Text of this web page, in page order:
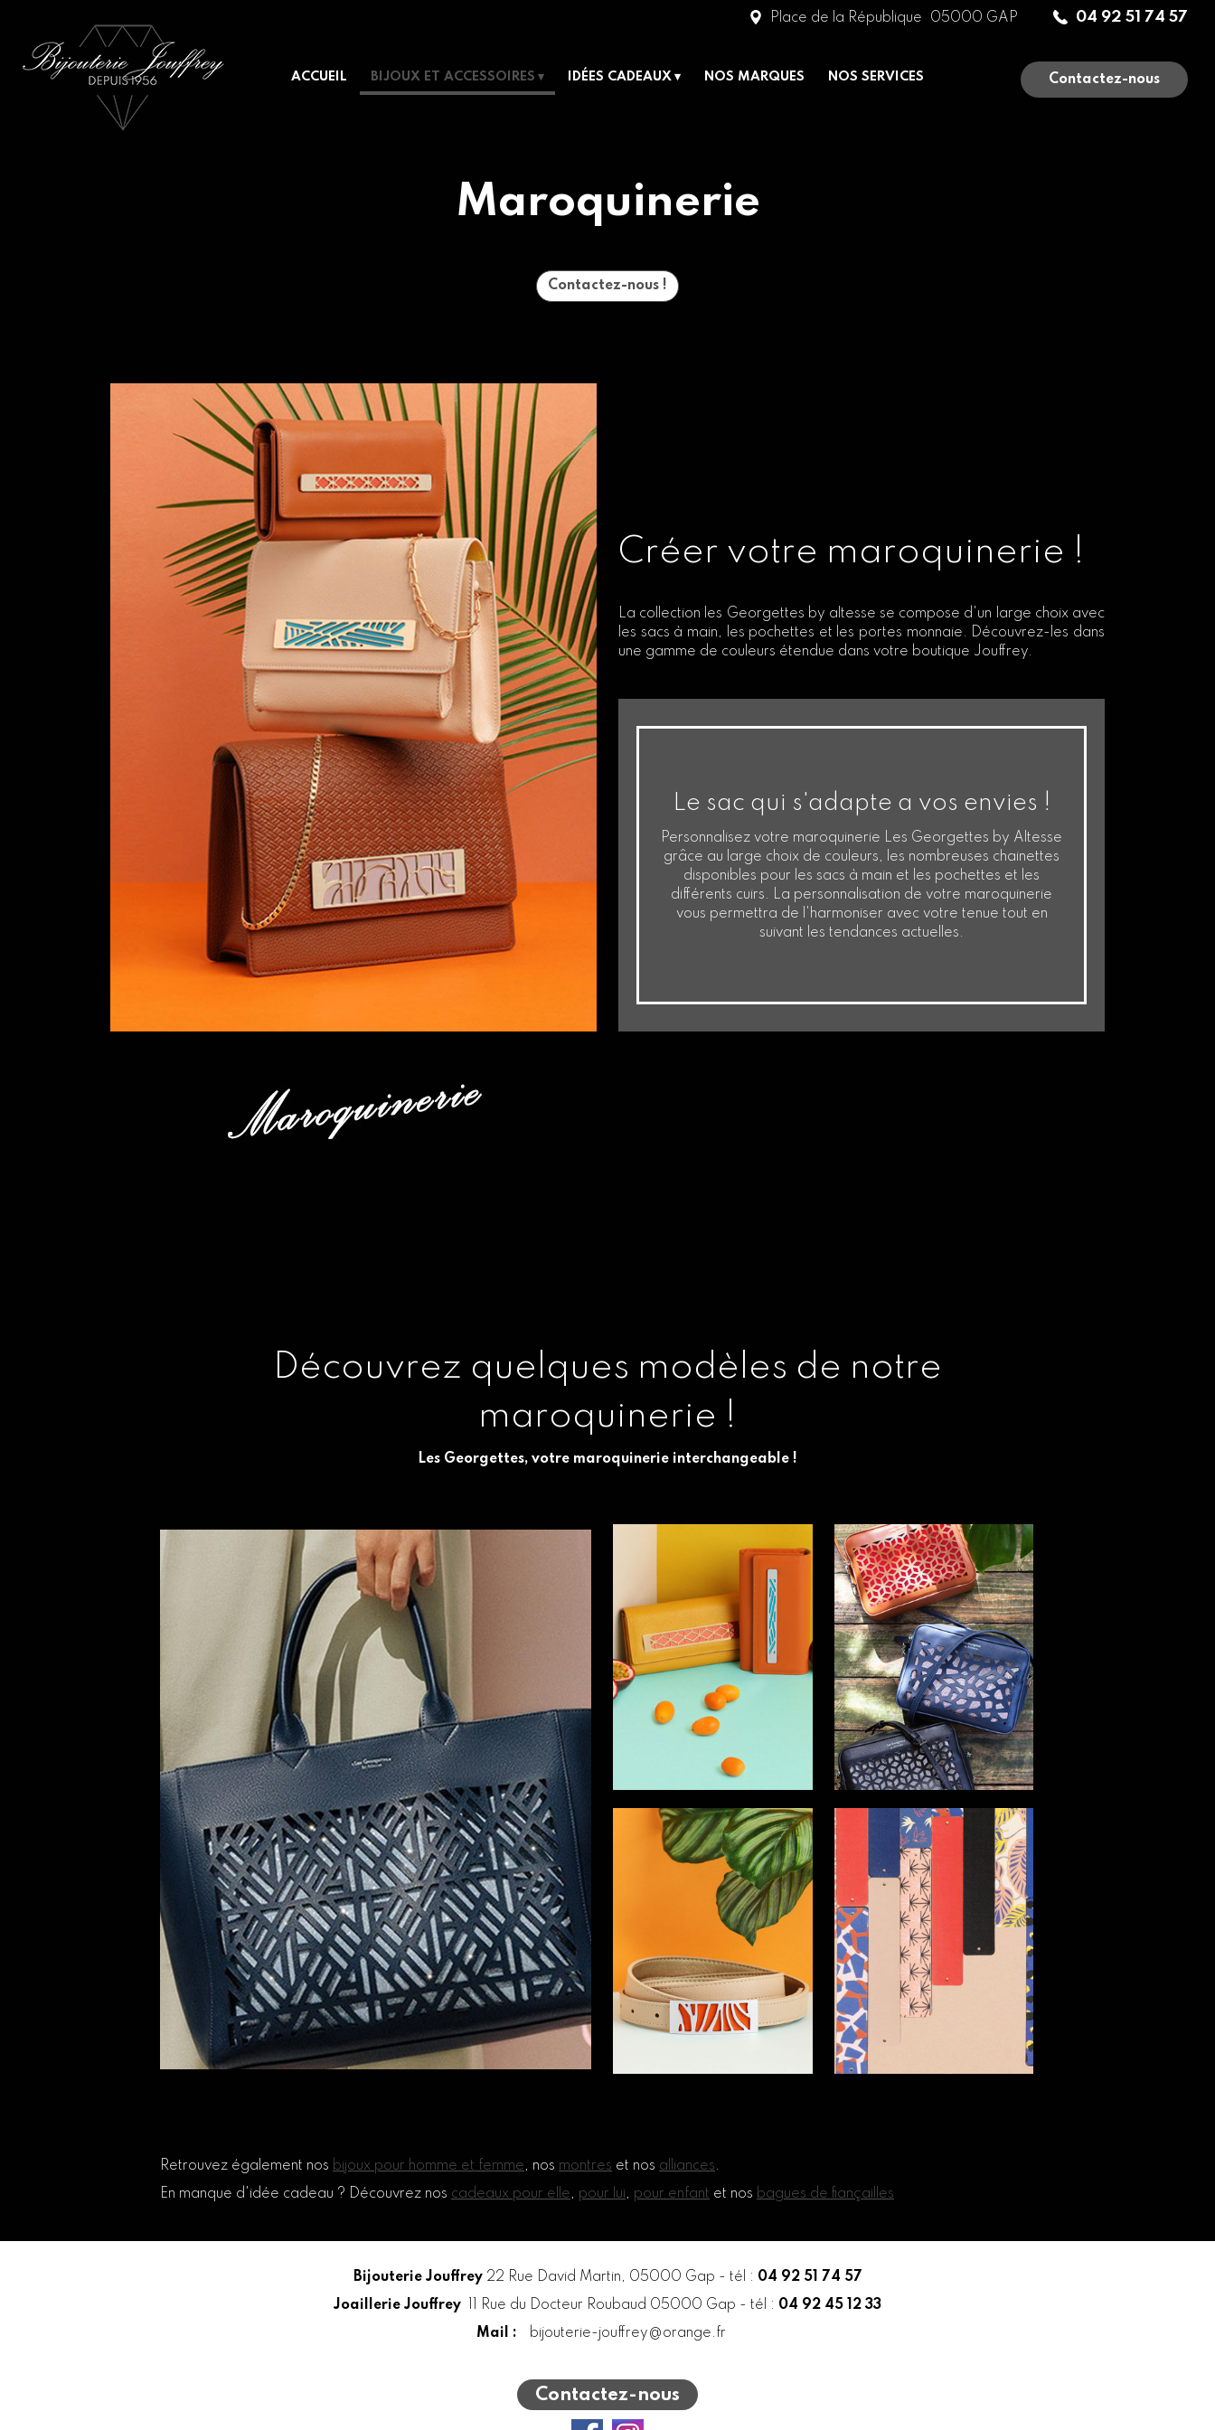
Contactez-nous
Place de la République 05000 GAP 04 92 51 74 57
ACCUEIL BIJOUX ET ACCESSOIRES IDÉES CADEAUX NOS MARQUES NOS SERVICES
Maroquinerie
Contactez-nous !
Créer votre maroquinerie !
La collection les Georgettes by altesse se compose d'un large choix avec
les sacs à main, les pochettes et les portes monnaie. Découvrez-les dans
une gamme de couleurs étendue dans votre boutique Jouffrey.
Le sac qui s'adapte a vos envies !
Personnalisez votre maroquinerie Les Georgettes by Altesse
grâce au large choix de couleurs, les nombreuses chainettes
disponibles pour les sacs à main et les pochettes et les
différents cuirs. La personnalisation de votre maroquinerie
vous permettra de l'harmoniser avec votre tenue tout en
suivant les tendances actuelles.
Découvrez quelques modèles de notre
maroquinerie !
Les Georgettes, votre maroquinerie interchangeable !
Retrouvez également nos bijoux pour homme et femme, nos montres et nos alliances.
En manque d'idée cadeau ? Découvrez nos cadeaux pour elle, pour lui, pour enfant et nos bagues de fiançailles
Bijouterie Jouffrey22 Rue David Martin, 05000 Gap - tél : 04 92 51 74 57
Joaillerie Jouffrey
11 Rue du Docteur Roubaud 05000 Gap - tél : 04 92 45 12 33
Mail :
bijouterie-jouffrey@orange.fr
Contactez-nous